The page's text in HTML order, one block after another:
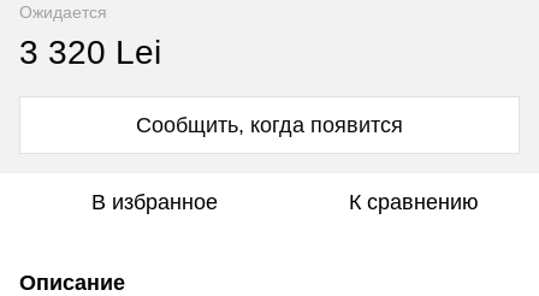
Ожидается
3 320 Lei
Сообщить, когда появится
В избранное К сравнению
Описание